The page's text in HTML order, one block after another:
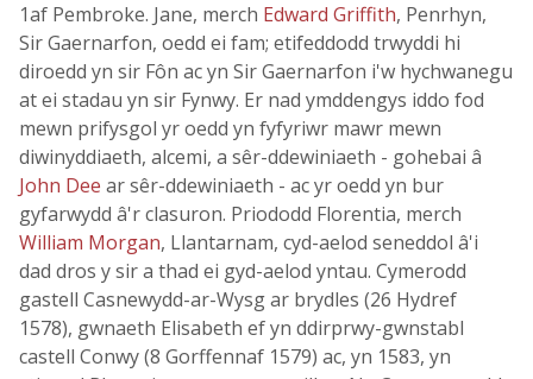
1af Pembroke. Jane, merch Edward Griffith, Penrhyn,
Sir Gaernarfon, oedd ei fam; etifeddodd trwyddi hi
diroedd yn sir Fôn ac yn Sir Gaernarfon i'w hychwanegu
at ei stadau yn sir Fynwy. Er nad ymddengys iddo fod
mewn prifysgol yr oedd yn fyfyriwr mawr mewn
diwinyddiaeth, alcemi, a sêr-ddewiniaeth - gohebai â
John Dee ar sêr-ddewiniaeth - ac yr oedd yn bur
gyfarwydd â'r clasuron. Priododd Florentia, merch
William Morgan, Llantarnam, cyd-aelod seneddol â'i
dad dros y sir a thad ei gyd-aelod yntau. Cymerodd
gastell Casnewydd-ar-Wysg ar brydles (26 Hydref
1578), gwnaeth Elisabeth ef yn ddirprwy-gwnstabl
castell Conwy (8 Gorffennaf 1579) ac, yn 1583, yn